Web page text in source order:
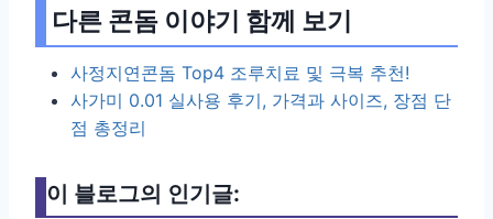
다른 콘돔 이야기 함께 보기
사정지연콘돔 Top4 조루치료 및 극복 추천!
사가미 0.01 실사용 후기, 가격과 사이즈, 장점 단
점 총정리
이 블로그의 인기글: